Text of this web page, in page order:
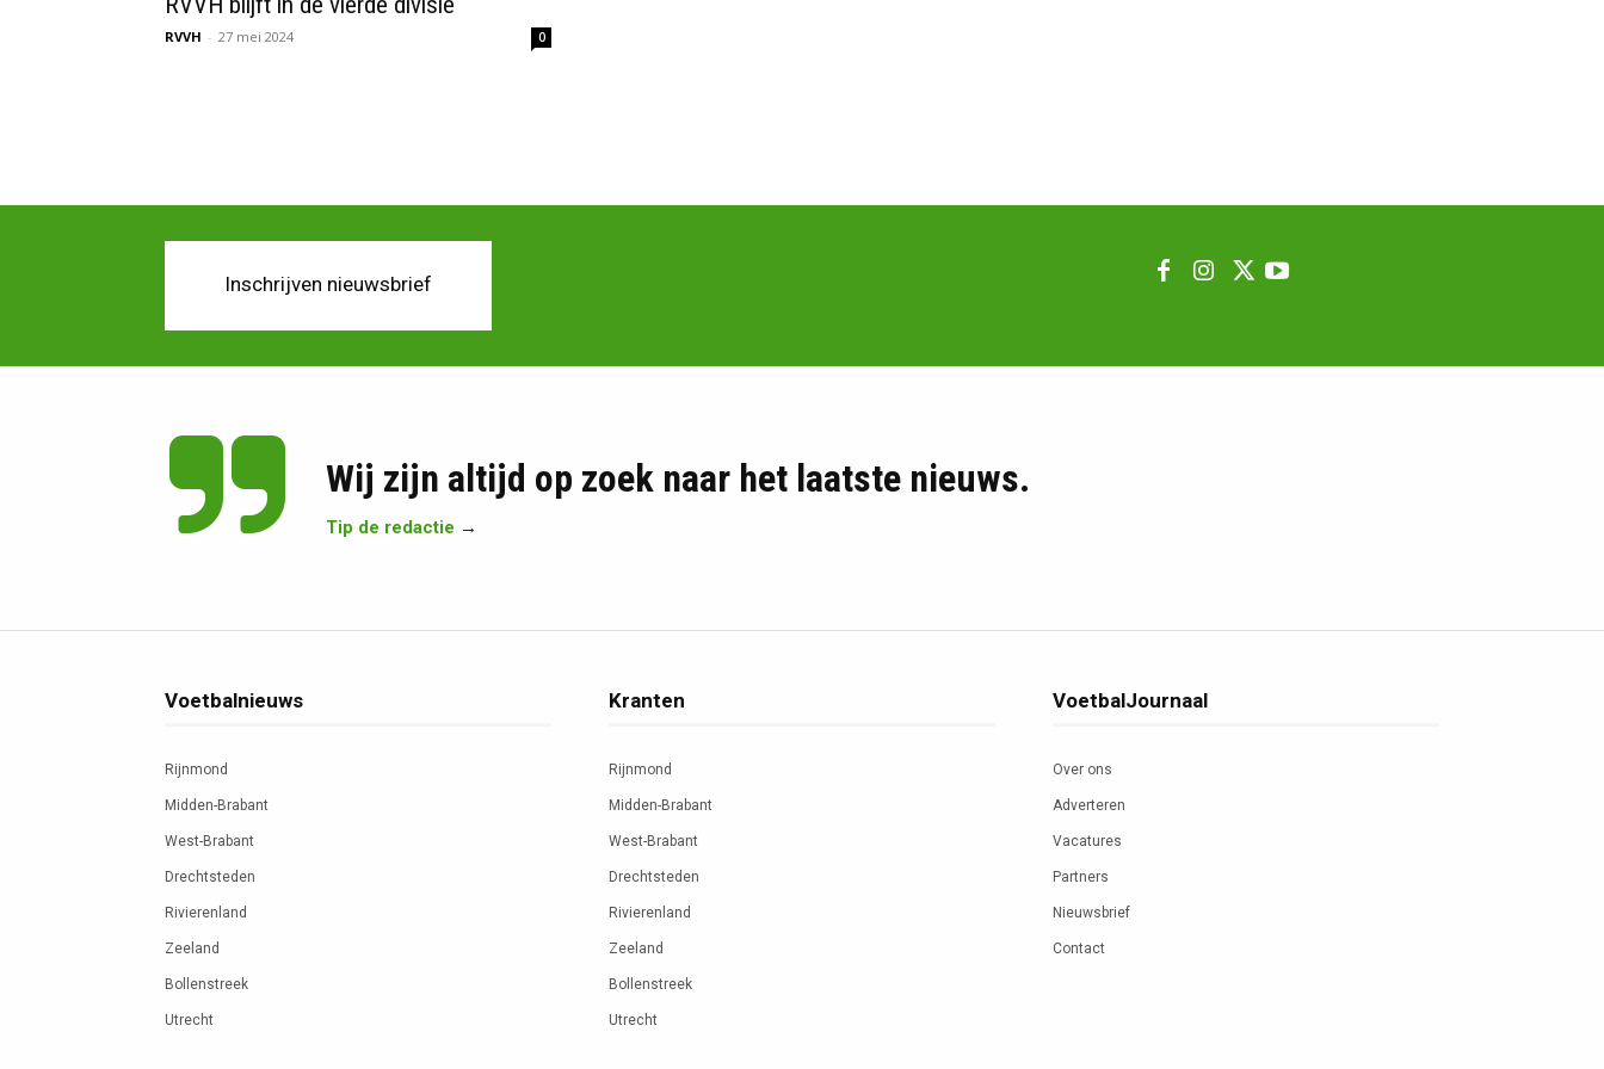
RVVH - 27 mei 2024 0
Inschrijven nieuwsbrief
Wij zijn altijd op zoek naar het laatste nieuws.
Tip de redactie →
Voetbalnieuws
Rijnmond
Midden-Brabant
West-Brabant
Drechtsteden
Rivierenland
Zeeland
Bollenstreek
Utrecht
Kranten
Rijnmond
Midden-Brabant
West-Brabant
Drechtsteden
Rivierenland
Zeeland
Bollenstreek
Utrecht
VoetbalJournaal
Over ons
Adverteren
Vacatures
Partners
Nieuwsbrief
Contact